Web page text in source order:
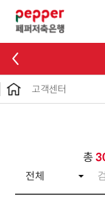
고객센터
총